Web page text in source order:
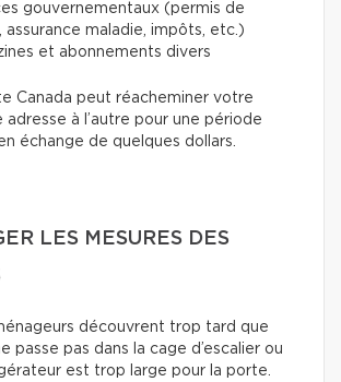
gouvernementaux (permis de
assurance maladie, impôts, etc.)
et abonnements divers
Canada peut réacheminer votre
adresse à l’autre pour une période
échange de quelques dollars.
LES MESURES DES
découvrent trop tard que
passe pas dans la cage d’escalier ou
est trop large pour la porte.